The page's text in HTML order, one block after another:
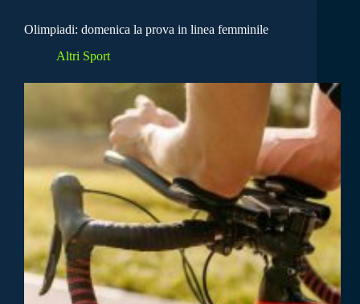
Olimpiadi: domenica la prova in linea femminile
Altri Sport